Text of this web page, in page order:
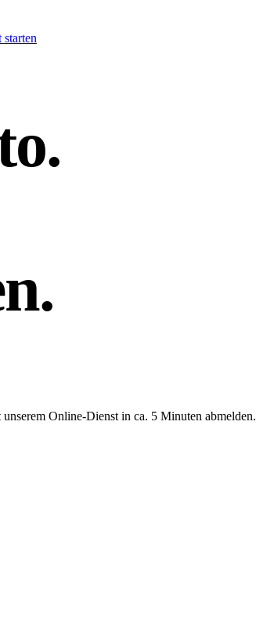
starten
Online-Dienst in ca. 5 Minuten abmelden.